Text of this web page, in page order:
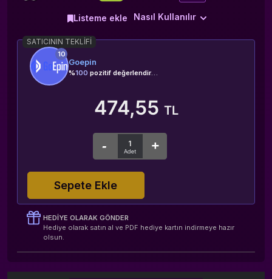
0 değerlendirme
Nasıl Kullanılır
Listeme ekle
SATICININ TEKLIFI
10
Goepin
%100 pozitif değerlendirme
474,55 TL
Sepete Ekle
HEDIYE OLARAK GÖNDER
Hediye olarak satın al ve PDF hediye kartın indirmeye hazır
olsun.